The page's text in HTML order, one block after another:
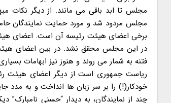
مجلس تا ابد باقی می مانند. از دیگر نکات
برخی اعضای هیئت رئیسه آن است. اعضای
در این مجلس محقق نشد. در بین اعضای هیئت
فتنه به شمار می روند و هنوز نیز ابهامات
خودکار(!) را بر سر زبان ها انداخت و به مدد
چند از نمایندگان، به دیدار “حسنی